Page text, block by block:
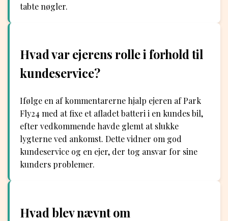
tabte nøgler.
Hvad var ejerens rolle i forhold til
kundeservice?
Ifølge en af kommentarerne hjalp ejeren af Park
Fly24 med at fixe et afladet batteri i en kundes bil,
efter vedkommende havde glemt at slukke
lygterne ved ankomst. Dette vidner om god
kundeservice og en ejer, der tog ansvar for sine
kunders problemer.
Hvad blev nævnt om